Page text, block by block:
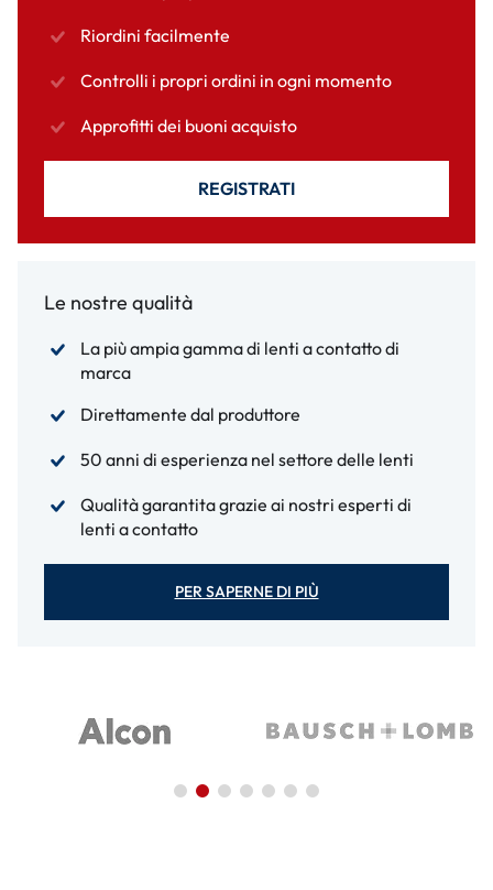
Riordini facilmente
Controlli i propri ordini in ogni momento
Approfitti dei buoni acquisto
REGISTRATI
Le nostre qualità
La più ampia gamma di lenti a contatto di
marca
Direttamente dal produttore
50 anni di esperienza nel settore delle lenti
Qualità garantita grazie ai nostri esperti di
lenti a contatto
PER SAPERNE DI PIÙ